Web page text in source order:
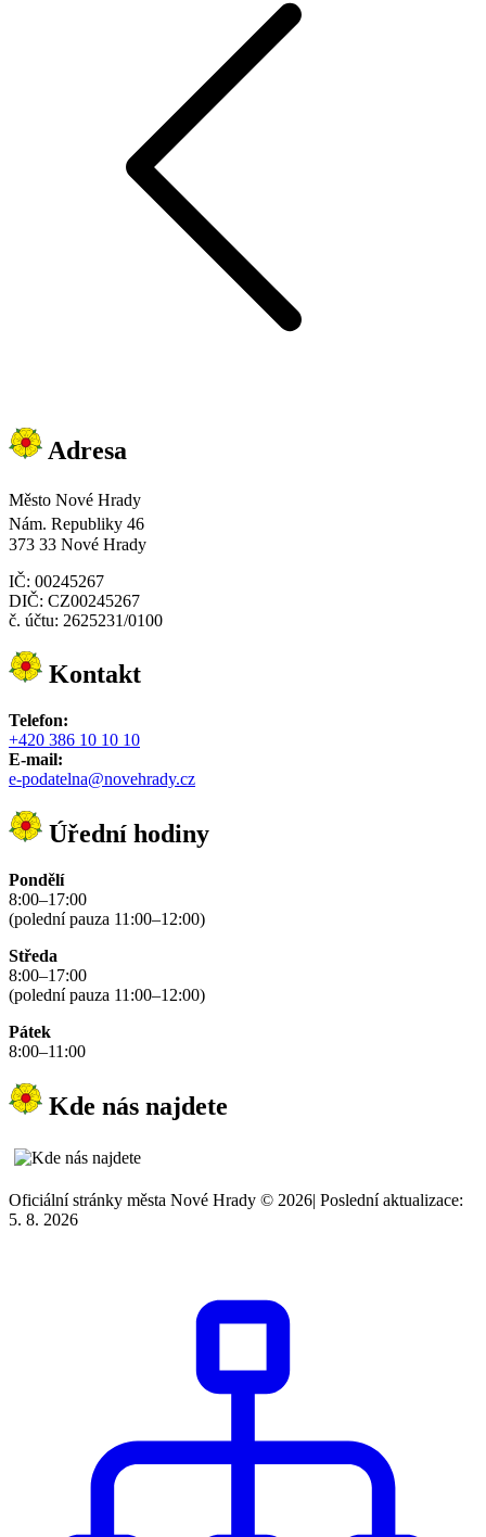
Adresa
Město Nové Hrady
Nám. Republiky 46
373 33 Nové Hrady
IČ: 00245267
DIČ: CZ00245267
č. účtu: 2625231/0100
Kontakt
Telefon:
+420 386 10 10 10
E-mail:
e-podatelna@novehrady.cz
Úřední hodiny
Pondělí
8:00–17:00
(polední pauza 11:00–12:00)
Středa
8:00–17:00
(polední pauza 11:00–12:00)
Pátek
8:00–11:00
Kde nás najdete
Oficiální stránky města Nové Hrady © 2026| Poslední aktualizace:
5. 8. 2026